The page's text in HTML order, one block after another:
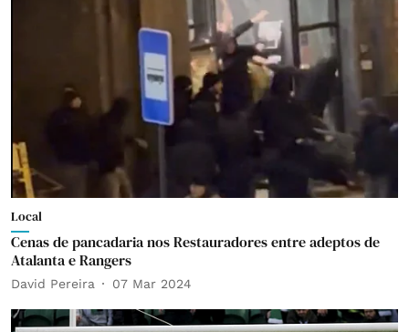
Local
Cenas de pancadaria nos Restauradores entre adeptos de
Atalanta e Rangers
David Pereira 07 Mar 2024